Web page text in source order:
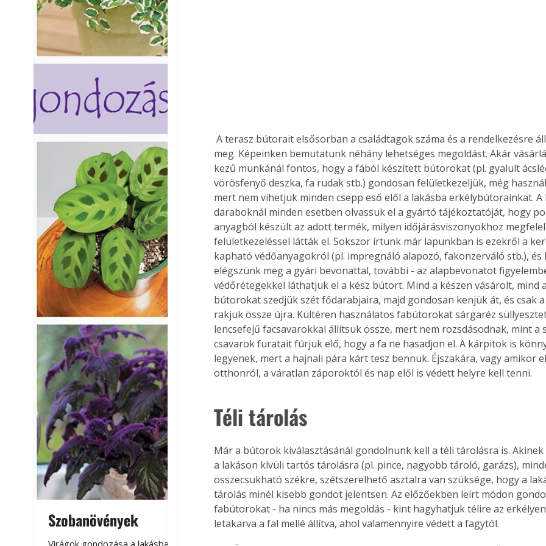
Szobanövények
Virágoskert: kertben,
teraszon, lakásban
Gyógyító növények: a
A terasz bútorait elsősorban a családtagok száma és a rendelkezésre álló hely határozza
meg. Képeinken bemutatunk néhány lehetséges megoldást. Akár
kezű munkánál fontos, hogy a fából készített bútorokat (pl. gyalult
vörösfenyő deszka, fa rudak stb.) gondosan felületkezeljük, még
mert nem vihetjük minden csepp eső elől a lakásba erkélybútorainkat.
daraboknál minden esetben olvassuk el a gyártó tájékoztatóját, hogy
anyagból készült az adott termék, milyen időjárásviszonyokhoz
felületkezeléssel látták el. Sokszor írtunk már lapunkban is ezekről a
kapható védőanyagokról (pl. impregnáló alapozó, fakonzerváló stb.),
elégszünk meg a gyári bevonattal, további - az alapbevonatot
védőrétegekkel láthatjuk el a kész bútort. Mind a készen vásárolt, mind
bútorokat szedjük szét fődarabjaira, majd gondosan kenjük át, és csak
rakjuk össze újra. Kültéren használatos fabútorokat sárgaréz
lencsefejű facsavarokkal állítsuk össze, mert nem rozsdásodnak, mint a
csavarok furatait fúrjuk elő, hogy a fa ne hasadjon el. A kárpitok is
legyenek, mert a hajnali pára kárt tesz bennük. Éjszakára, vagy amikor
otthonról, a váratlan záporoktól és nap elől is védett helyre kell tenni.
Téli tárolás
Már a bútorok kiválasztásánál gondolnunk kell a téli tárolásra is.
a lakáson kívüli tartós tárolásra (pl. pince, nagyobb tároló, garázs),
összecsukható székre, szétszerelhető asztalra van szüksége, hogy a
tárolás minél kisebb gondot jelentsen. Az előzőekben leírt módon
fabútorokat - ha nincs más megoldás - kint hagyhatjuk télire az
letakarva a fal mellé állítva, ahol valamennyire védett a fagytól.